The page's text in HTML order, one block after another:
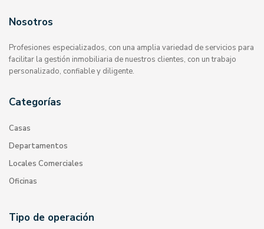
Nosotros
Profesiones especializados, con una amplia variedad de servicios para
facilitar la gestión inmobiliaria de nuestros clientes, con un trabajo
personalizado, confiable y diligente.
Categorías
Casas
Departamentos
Locales Comerciales
Oficinas
Tipo de operación